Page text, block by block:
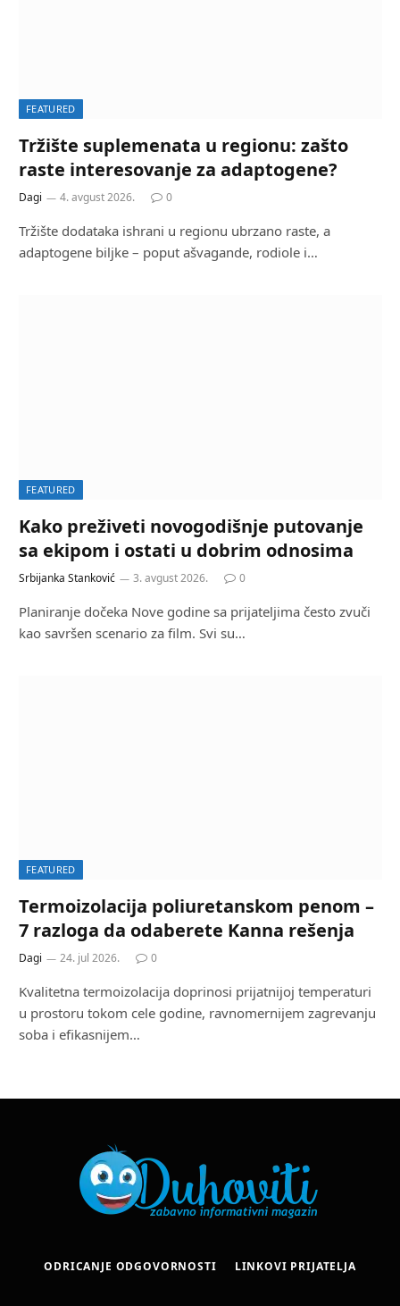
FEATURED
Tržište suplemenata u regionu: zašto
raste interesovanje za adaptogene?
Dagi 4. avgust 2026. 0
Tržište dodataka ishrani u regionu ubrzano raste, a
adaptogene biljke – poput ašvagande, rodiole i…
FEATURED
Kako preživeti novogodišnje putovanje
sa ekipom i ostati u dobrim odnosima
Srbijanka Stanković 3. avgust 2026. 0
Planiranje dočeka Nove godine sa prijateljima često zvuči
kao savršen scenario za film. Svi su…
FEATURED
Termoizolacija poliuretanskom penom –
7 razloga da odaberete Kanna rešenja
Dagi 24. jul 2026. 0
Kvalitetna termoizolacija doprinosi prijatnijoj temperaturi
u prostoru tokom cele godine, ravnomernijem zagrevanju
soba i efikasnijem…
ODRICANJE ODGOVORNOSTI LINKOVI PRIJATELJA